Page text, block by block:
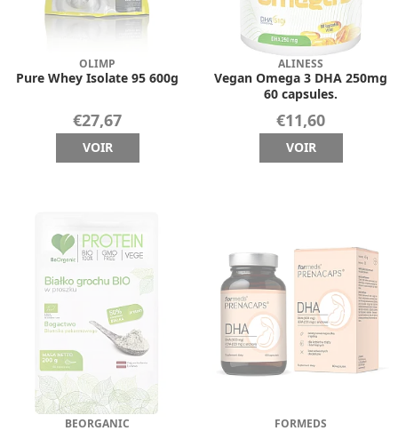
OLIMP
Pure Whey Isolate 95 600g
€27,67
VOIR
ALINESS
Vegan Omega 3 DHA 250mg
60 capsules.
€11,60
VOIR
BEORGANIC FORMEDS